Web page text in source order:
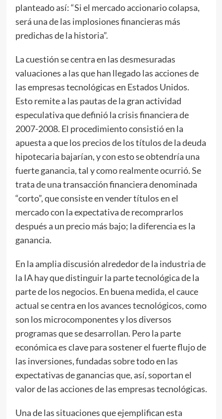
planteado así: “Si el mercado accionario colapsa,
será una de las implosiones financieras más
predichas de la historia”.
La cuestión se centra en las desmesuradas
valuaciones a las que han llegado las acciones de
las empresas tecnológicas en Estados Unidos.
Esto remite a las pautas de la gran actividad
especulativa que definió la crisis financiera de
2007-2008. El procedimiento consistió en la
apuesta a que los precios de los títulos de la deuda
hipotecaria bajarían, y con esto se obtendría una
fuerte ganancia, tal y como realmente ocurrió. Se
trata de una transacción financiera denominada
“corto”, que consiste en vender títulos en el
mercado con la expectativa de recomprarlos
después a un precio más bajo; la diferencia es la
ganancia.
En la amplia discusión alrededor de la industria de
la IA hay que distinguir la parte tecnológica de la
parte de los negocios. En buena medida, el cauce
actual se centra en los avances tecnológicos, como
son los microcomponentes y los diversos
programas que se desarrollan. Pero la parte
económica es clave para sostener el fuerte flujo de
las inversiones, fundadas sobre todo en las
expectativas de ganancias que, así, soportan el
valor de las acciones de las empresas tecnológicas.
Una de las situaciones que ejemplifican esta